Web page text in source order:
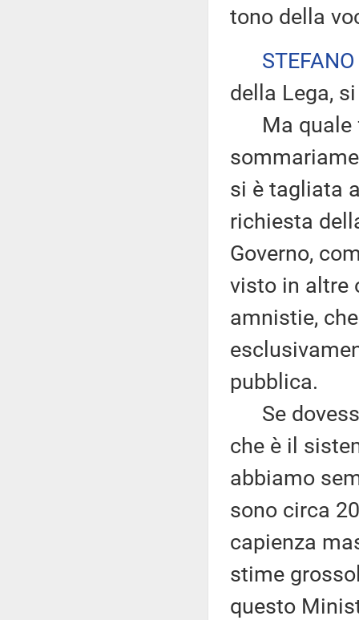
tono della
della Lega,
Ma quale
si è tagliata
richiesta
Governo,
visto in altre
amnistie,
pubblica.
Se
che è il
abbiamo
sono circa
capienza
stime
questo